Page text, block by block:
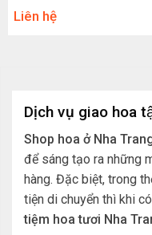
Liên hệ
Dịch vụ giao hoa
Shop hoa ở Nha
để sáng tạo ra những
hàng. Đặc biệt, trong
tiện di chuyển thì khi
tiệm hoa tươi Nha